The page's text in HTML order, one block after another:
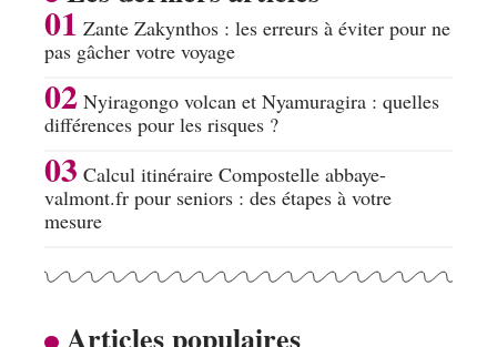
Zante Zakynthos : les erreurs à éviter pour ne
pas gâcher votre voyage
Nyiragongo volcan et Nyamuragira : quelles
différences pour les risques ?
Calcul itinéraire Compostelle abbaye-
valmont.fr pour seniors : des étapes à votre
mesure
Articles populaires